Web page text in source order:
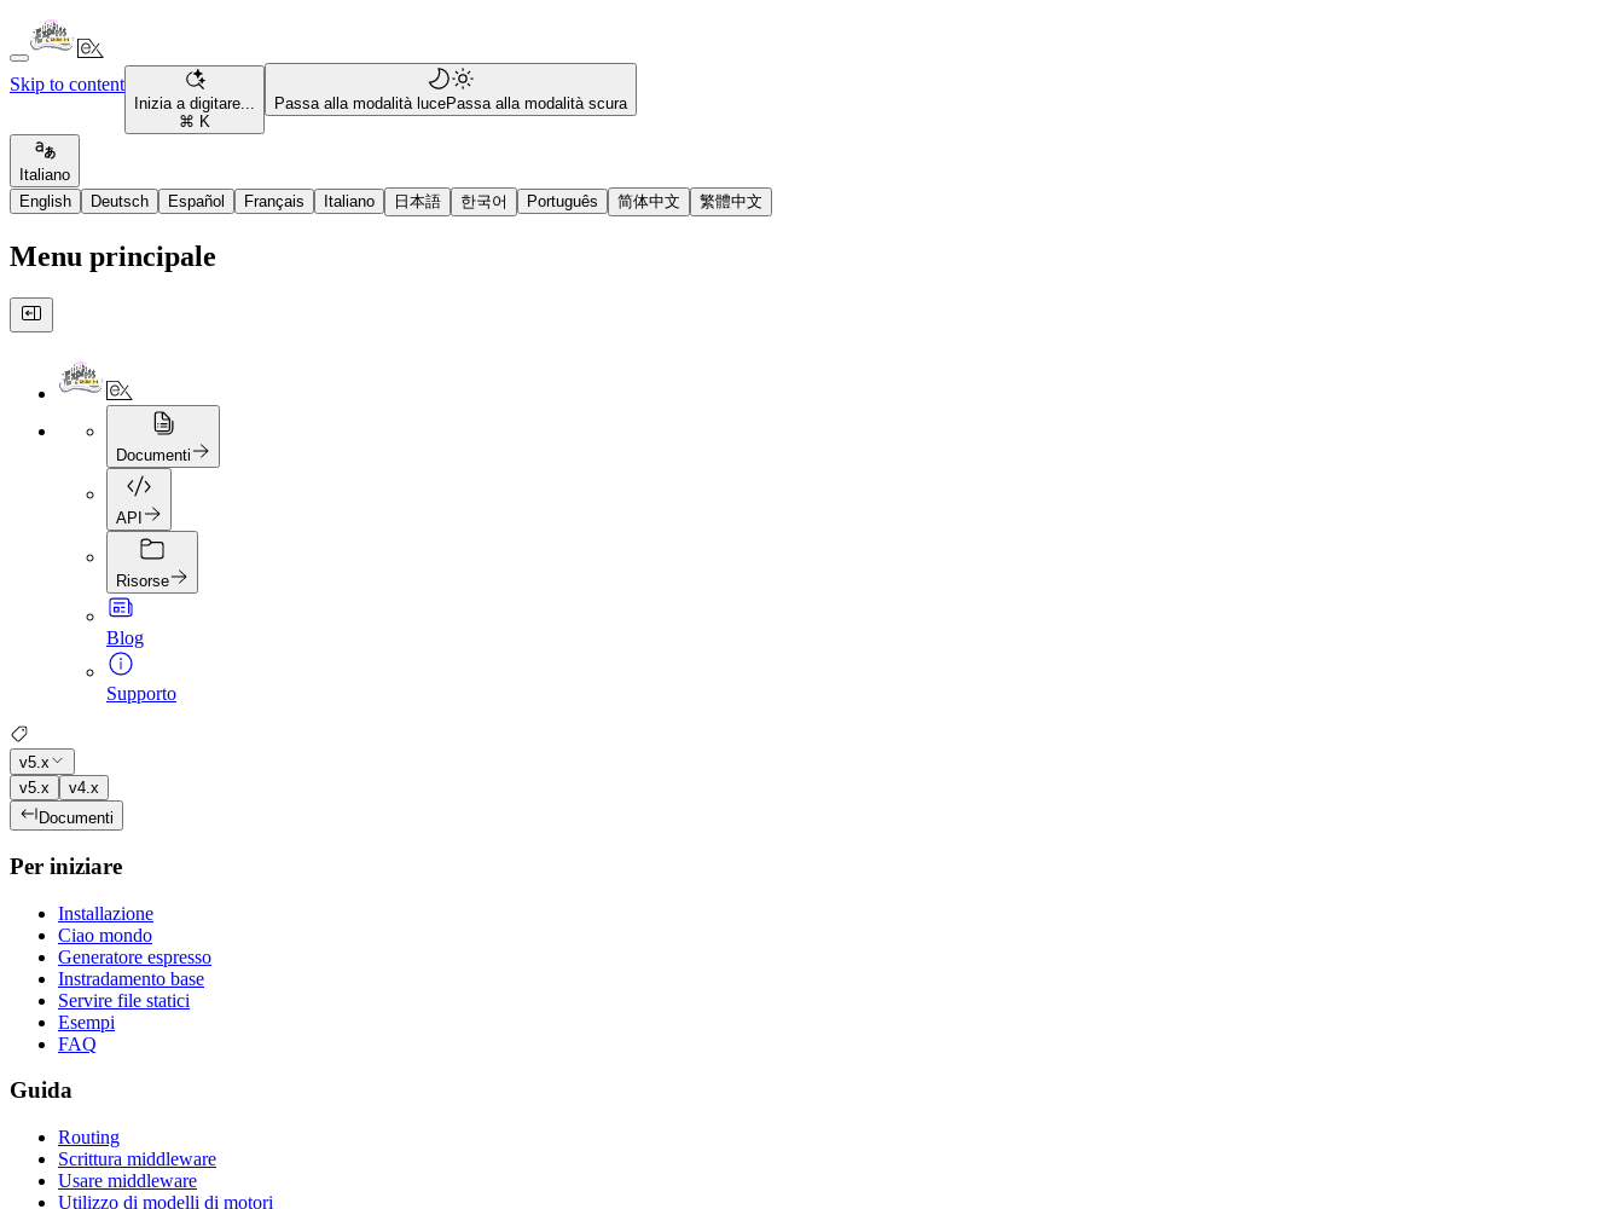
Skip to content
Inizia a digitare...
⌘ K
Passa alla modalità lucePassa alla modalità scura
Italiano
English
Deutsch Español Français Italiano 日本語 한국어 Português 简体中文 繁體中文
Menu principale
Documenti
API
Risorse
Blog
Supporto
v5.x
v5.x
v4.x
Documenti
Per iniziare
Installazione
Ciao mondo
Generatore espresso
Instradamento base
Servire file statici
Esempi
FAQ
Guida
Routing
Scrittura middleware
Usare middleware
Utilizzo di modelli di motori